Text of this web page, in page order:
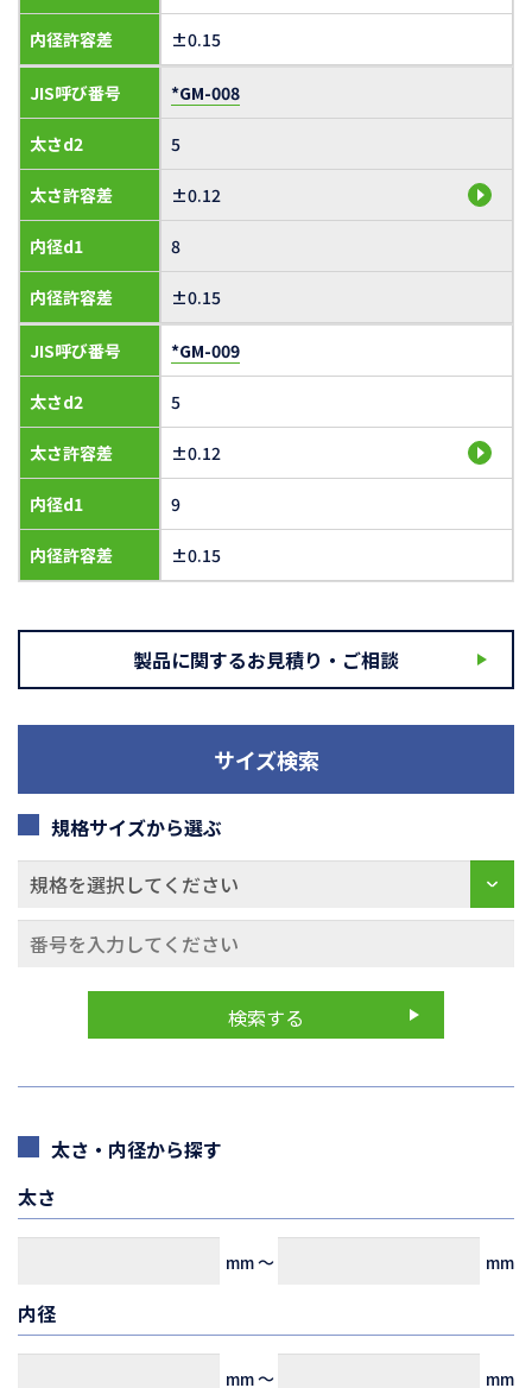
内径許容差 ±0.15
JIS呼び番号
太さd2
太さ許容差
内径d1
内径許容差
*GM-008
5
±0.12
8
±0.15
JIS呼び番号
太さd2
太さ許容差
内径d1
内径許容差
*GM-009
5
±0.12
9
±0.15
製品に関するお見積り・ご相談
サイズ検索
規格サイズから選ぶ
太さ・内径から探す
太さ
mm～ mm
内径
mm～ mm